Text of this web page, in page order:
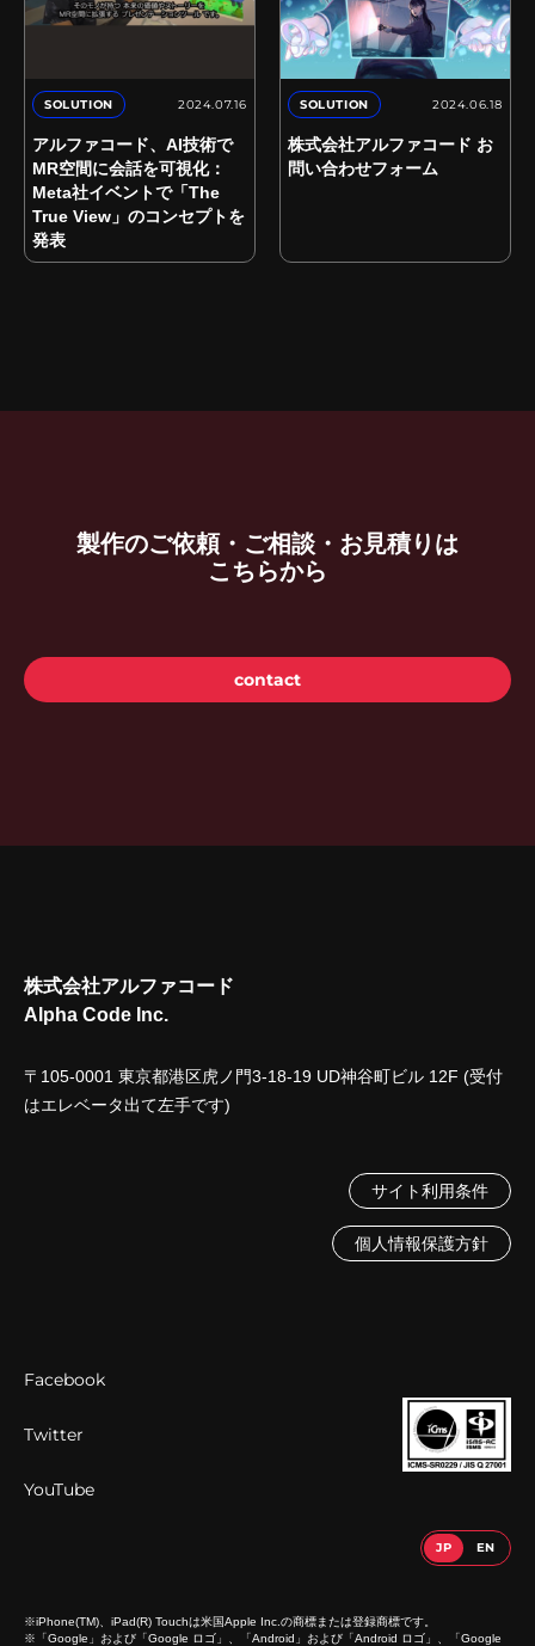
SOLUTION 2024.07.16
アルファコード、AI技術で
MR空間に会話を可視化：
Meta社イベントで「The
True View」のコンセプトを
発表
SOLUTION 2024.06.18
株式会社アルファコード お
問い合わせフォーム
製作のご依頼・ご相談・お見積りは
こちらから
contact
株式会社アルファコード
Alpha Code Inc.
〒105-0001 東京都港区虎ノ門3-18-19 UD神谷町ビル 12F (受付
はエレベータ出て左手です)
サイト利用条件
個人情報保護方針
Facebook
Twitter
YouTube
※iPhone(TM)、iPad(R) Touchは米国Apple Inc.の商標または登録商標です。
※「Google」および「Google ロゴ」、「Android」および「Android ロゴ」、「Google